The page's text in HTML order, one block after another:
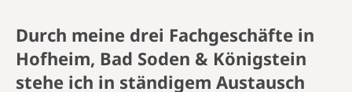
für die jahrzehntelange, erfolgreiche
Zusammenarbeit!